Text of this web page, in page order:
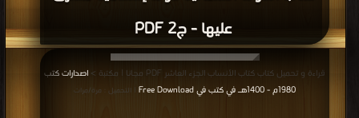
عليها - ج2 PDF
قراءة و تحميل كتاب كتاب الأنساب الجزء العاشر PDF مجانا | مكتبة >
اصدارات كتب
1980م - 1400هـ في كتب في Free Download
| التحميل : مرة/مرات